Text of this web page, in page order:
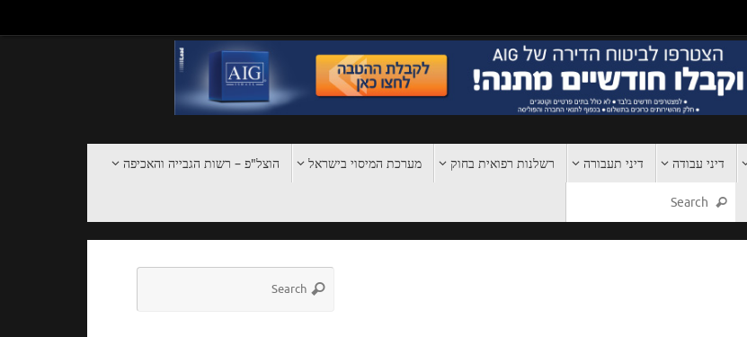
דיני עבודה דיני תעבורה רשלנות רפואית בחוק מערכת המיסוי בישראל הוצל"פ – רשות הגבייה והאכיפה